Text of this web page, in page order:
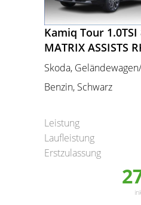
Kamiq Tour 1.0TSI
MATRIX ASSISTS
Skoda,
Benzin, Schwarz
Leistung
Laufleistung
Erstzulassung